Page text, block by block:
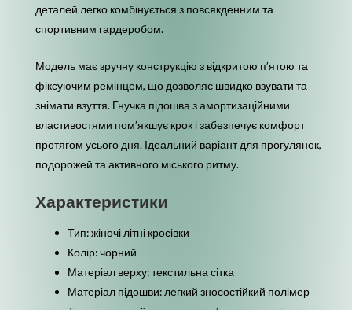
деталей легко комбінується з повсякденним та
спортивним гардеробом.
Модель має зручну конструкцію з відкритою п’ятою та
фіксуючим ремінцем, що дозволяє швидко взувати та
знімати взуття. Гнучка підошва з амортизаційними
властивостями пом’якшує крок і забезпечує комфорт
протягом усього дня. Ідеальний варіант для прогулянок,
подорожей та активного міського ритму.
Характеристики
Тип: жіночі літні кросівки
Колір: чорний
Матеріал верху: текстильна сітка
Матеріал підошви: легкий зносостійкий полімер